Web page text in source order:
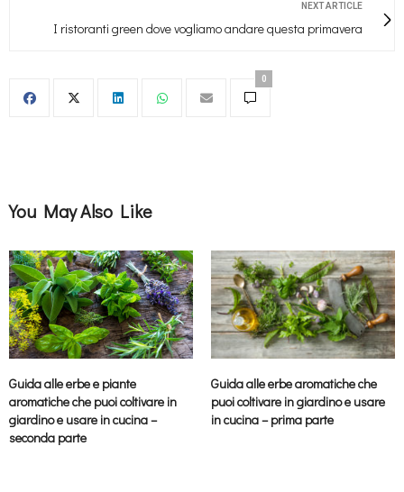
NEXT ARTICLE
I ristoranti green dove vogliamo andare questa primavera
0
You May Also Like
Guida alle erbe e piante
aromatiche che puoi coltivare in
giardino e usare in cucina –
seconda parte
Guida alle erbe aromatiche che
puoi coltivare in giardino e usare
in cucina – prima parte